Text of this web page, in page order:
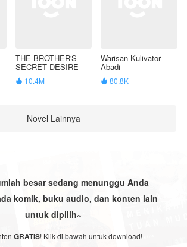
THE BROTHER'S
SECRET DESIRE
 10.4M
Warisan Kulivator
Abadi
 80.8K
Novel Lainnya
besar sedang menunggu Anda
komik, buku audio, dan konten lain
untuk dipilih~
GRATIS! Klik di bawah untuk download!